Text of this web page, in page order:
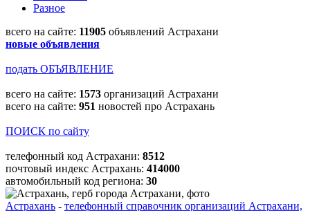
Разное
всего на сайте: 11905 объявлений Астрахани
новые объявления
подать ОБЪЯВЛЕНИЕ
всего на сайте: 1573 организаций Астрахани
всего на сайте: 951 новостей про Астрахань
ПОИСК по сайту
телефонный код Астрахани: 8512
почтовый индекс Астрахань: 414000
автомобильный код региона: 30
Астрахань - телефонный справочник организаций Астрахани,